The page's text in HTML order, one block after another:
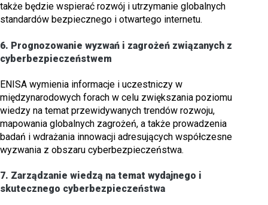
także będzie wspierać rozwój i utrzymanie globalnych
standardów bezpiecznego i otwartego internetu.
6. Prognozowanie wyzwań i zagrożeń związanych z
cyberbezpieczeństwem
ENISA wymienia informacje i uczestniczy w
międzynarodowych forach w celu zwiększania poziomu
wiedzy na temat przewidywanych trendów rozwoju,
mapowania globalnych zagrożeń, a także prowadzenia
badań i wdrażania innowacji adresujących współczesne
wyzwania z obszaru cyberbezpieczeństwa.
7. Zarządzanie wiedzą na temat wydajnego i
skutecznego cyberbezpieczeństwa